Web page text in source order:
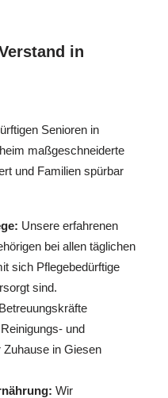
in
Senioren in
maßgeschneiderte
und Familien spürbar
Unsere erfahrenen
bei allen täglichen
sich Pflegebedürftige
sind.
und
in Giesen
Wir